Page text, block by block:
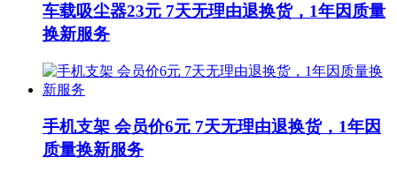
车载吸尘器23元 7天无理由退换货，1年因质量
换新服务
手机支架 会员价6元 7天无理由退换货，1年因
质量换新服务